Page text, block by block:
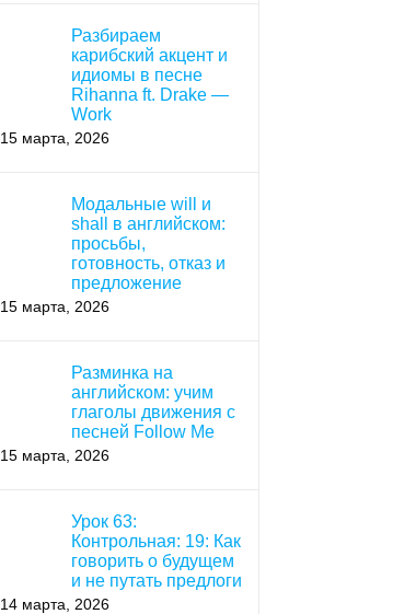
Разбираем
карибский акцент и
идиомы в песне
Rihanna ft. Drake —
Work
15 марта, 2026
Модальные will и
shall в английском:
просьбы,
готовность, отказ и
предложение
15 марта, 2026
Разминка на
английском: учим
глаголы движения с
песней Follow Me
15 марта, 2026
Урок 63:
Контрольная: 19: Как
говорить о будущем
и не путать предлоги
14 марта, 2026